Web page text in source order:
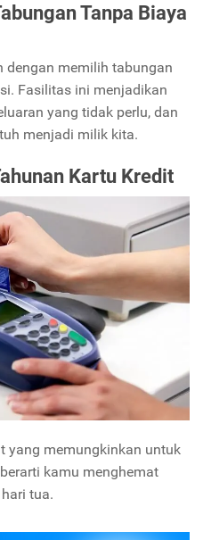
Tanpa Biaya
dengan memilih tabungan
Fasilitas ini menjadikan
yang tidak perlu, dan
menjadi milik kita.
Kartu Kredit
yang memungkinkan untuk
kamu menghemat
tua.